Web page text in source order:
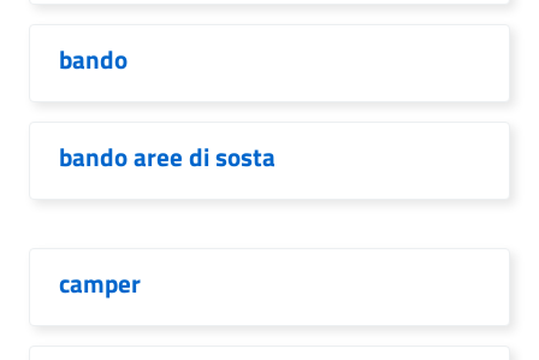
bando
bando aree di sosta
camper